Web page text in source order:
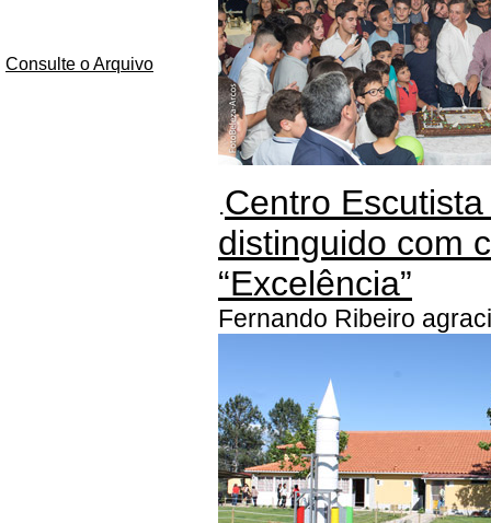
Consulte o Arquivo
.Centro
distinguido com
“Excelência”
Fernando Ribeiro